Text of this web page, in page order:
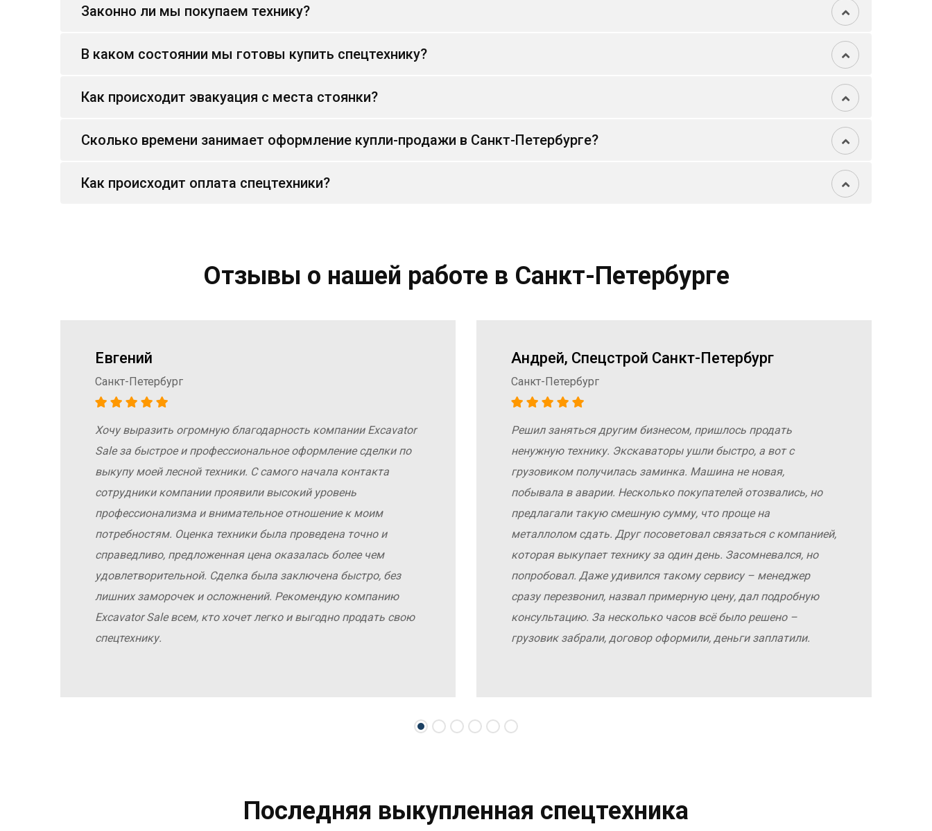
Законно ли мы покупаем технику?
В каком состоянии мы готовы купить спецтехнику?
Как происходит эвакуация с места стоянки?
Сколько времени занимает оформление купли-продажи в Санкт-Петербурге?
Как происходит оплата спецтехники?
Отзывы о нашей работе в Санкт-Петербурге
Евгений
Санкт-Петербург
Хочу выразить огромную благодарность компании Excavator
Sale за быстрое и профессиональное оформление сделки по
выкупу моей лесной техники. С самого начала контакта
сотрудники компании проявили высокий уровень
профессионализма и внимательное отношение к моим
потребностям. Оценка техники была проведена точно и
справедливо, предложенная цена оказалась более чем
удовлетворительной. Сделка была заключена быстро, без
лишних заморочек и осложнений. Рекомендую компанию
Excavator Sale всем, кто хочет легко и выгодно продать свою
спецтехнику.
Андрей, Спецстрой Санкт-Петербург
Санкт-Петербург
Решил заняться другим бизнесом, пришлось продать
ненужную технику. Экскаваторы ушли быстро, а вот с
грузовиком получилась заминка. Машина не новая,
побывала в аварии. Несколько покупателей отозвались, но
предлагали такую смешную сумму, что проще на
металлолом сдать. Друг посоветовал связаться с компанией,
которая выкупает технику за один день. Засомневался, но
попробовал. Даже удивился такому сервису – менеджер
сразу перезвонил, назвал примерную цену, дал подробную
консультацию. За несколько часов всё было решено –
грузовик забрали, договор оформили, деньги заплатили.
Последняя выкупленная спецтехника